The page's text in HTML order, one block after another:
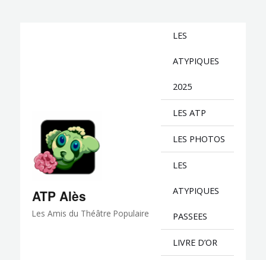
ATP Alès
Les Amis du Théâtre Populaire
LES
ATYPIQUES
2025
LES ATP
LES PHOTOS
LES
ATYPIQUES
PASSEES
LIVRE D’OR
Billeterie et adhésion